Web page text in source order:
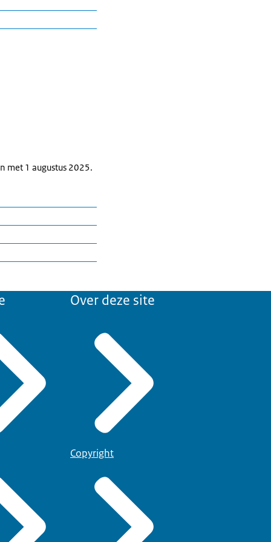
met 1 augustus 2025.
Over deze site
Copyright